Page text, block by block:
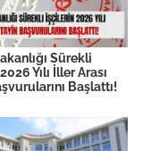
Sürekli
Yılı İller Arası
Başlattı!